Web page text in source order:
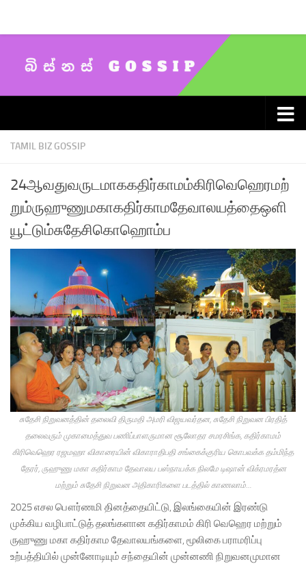
TAMIL BIZ GOSSIP
24ஆவதுவருடமாககதிர்காமம்கிரிவெஹெரமற்
றும்ருஹுணுமகாகதிர்காமதேவாலயத்தைஒளி
யூட்டும்சுதேசிகொஹொம்ப
சுதேசி நிறுவனத்தின் தலைவி திருமதி அமரி விஜயவர்தன, சுதேசி நிறுவன பிரதித்
தலைவரும் முகாமைத்துவ பணிப்பாளருமான சூலோதர சமரசிங்க, கதிர்காமம்
கிரிவெஹெர ரஜமஹா விகாரையின் விகாராதிபதி சங்கைக்குரிய கொபவக்க தம்மிந்த
தேரர், ருஹுணு மகா கதிர்காம தேவாலய பஸ்நாயக்க நிலமே டிஷான் விக்ரமரத்ன
மற்றும் சுதேசி நிறுவன அதிகாரிகளை படத்தில் காணலாம்…
2025 எசல பௌர்ணமி தினத்தையிட்டு, இலங்கையின் இரண்டு
முக்கிய வழிபாட்டுத் தலங்களான கதிர்காமம் கிரி வெஹெர மற்றும்
ருஹுணு மகா கதிர்காம தேவாலயங்களை, மூலிகை பராமரிப்பு
உற்பத்தியில் முன்னோடியும் சந்தையின் முன்னணி நிறுவனமுமான